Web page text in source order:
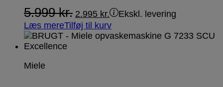
5.999kr. 2.995 kr.
Ekskl. levering
Læs mereTilføj til kurv
Miele